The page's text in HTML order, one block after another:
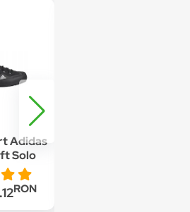
Adidas
Solo
Gri
RON